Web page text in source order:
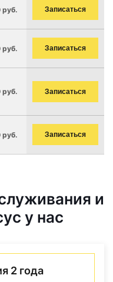
руб. Записаться
руб. Записаться
руб. Записаться
руб. Записаться
и
у нас
2 года